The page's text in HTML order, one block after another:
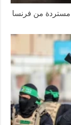
مستردة من فرنسا